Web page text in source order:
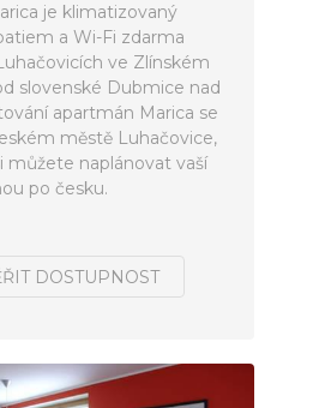
je klimatizovaný
a Wi-Fi zdarma
ve Zlínském
slovenské Dubmice nad
apartmán Marica se
městě Luhačovice,
můžete naplánovat vaší
po česku.
DOSTUPNOST